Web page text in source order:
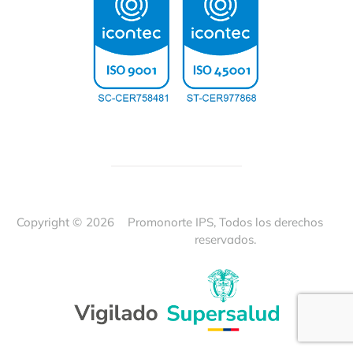
Copyright © 2026
Promonorte IPS, Todos los derechos
reservados.